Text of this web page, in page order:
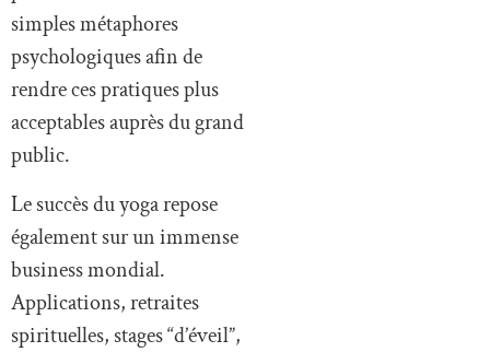
simples métaphores
psychologiques afin de
rendre ces pratiques plus
acceptables auprès du grand
public.
Le succès du yoga repose
également sur un immense
business mondial.
Applications, retraites
spirituelles, stages “d’éveil”,